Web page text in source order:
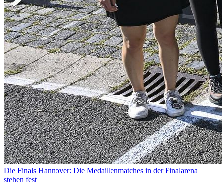
Die Finals Hannover: Die Medaillenmatches in der Finalarena
stehen fest